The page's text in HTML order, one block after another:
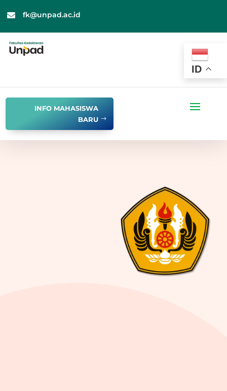
 fk@unpad.ac.id
ID
INFO MAHASISWA
BARU